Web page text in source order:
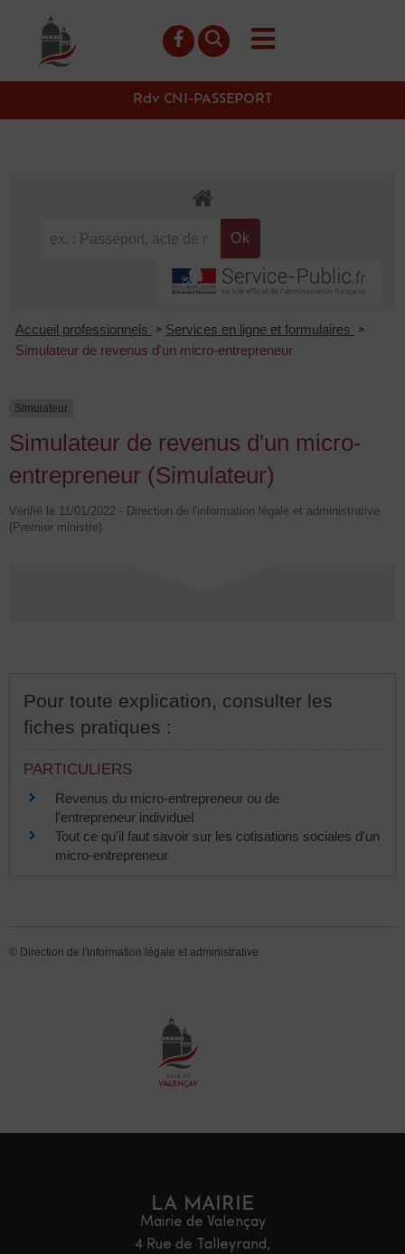
principal
Rdv CNI-PASSEPORT
Accueil professionnels > Services en ligne et formulaires >
Simulateur de revenus d'un micro-entrepreneur
Simulateur
Simulateur de revenus d'un micro-
entrepreneur (Simulateur)
Vérifié le 11/01/2022 - Direction de l'information légale et administrative
(Premier ministre)
Pour toute explication, consulter les
fiches pratiques :
PARTICULIERS
Revenus du micro-entrepreneur ou de
l'entrepreneur individuel
Tout ce qu'il faut savoir sur les cotisations sociales d'un
micro-entrepreneur
© Direction de l'information légale et administrative
LA MAIRIE
Mairie de Valençay
4 Rue de Talleyrand,